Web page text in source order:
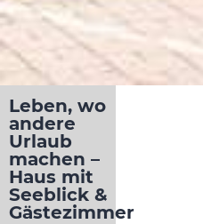
Leben, wo
andere
Urlaub
machen –
Haus mit
Seeblick &
Gästezimmer